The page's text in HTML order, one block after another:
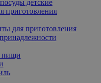
детские
приготовления
для приготовления
пищи